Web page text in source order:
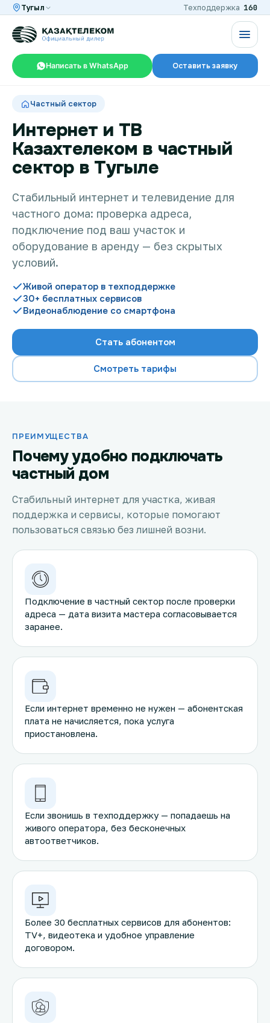
Тугыл Техподдержка 160
Написать в WhatsApp Оставить заявку
Интернет и ТВ в квартире
Интернет и ТВ в частном доме
Интернет в офис
TV+
Проверить возможность подключения
Проверить возможность подключения по названию
ЖК
Подключиться к КазахТелеком
Частный сектор
Интернет и ТВ
Казахтелеком в частный
сектор в Тугыле
Стабильный интернет и телевидение для
частного дома: проверка адреса,
подключение под ваш участок и
оборудование в аренду — без скрытых
условий.
Живой оператор в техподдержке
30+ бесплатных сервисов
Видеонаблюдение со смартфона
Стать абонентом
Смотреть тарифы
ПРЕИМУЩЕСТВА
Почему удобно подключать
частный дом
Стабильный интернет для участка, живая
поддержка и сервисы, которые помогают
пользоваться связью без лишней возни.
Подключение в частный сектор после проверки
адреса — дата визита мастера согласовывается
заранее.
Если интернет временно не нужен — абонентская
плата не начисляется, пока услуга
приостановлена.
Если звонишь в техподдержку — попадаешь на
живого оператора, без бесконечных
автоответчиков.
Более 30 бесплатных сервисов для абонентов:
TV+, видеотека и удобное управление
договором.